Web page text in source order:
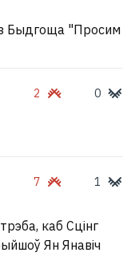
Быдгоща "Просим
2 0
7 1
каб Сцінг
Ян Янавіч